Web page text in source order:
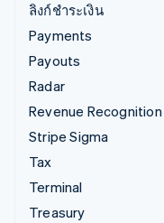
ลิงก์ชำระเงิน
Payments
Payouts
Radar
Revenue Recognition
Stripe Sigma
Tax
Terminal
Treasury